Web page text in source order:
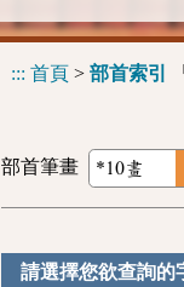
::: 首頁 > 部首索引 「
部首筆畫
請選擇您欲查詢的